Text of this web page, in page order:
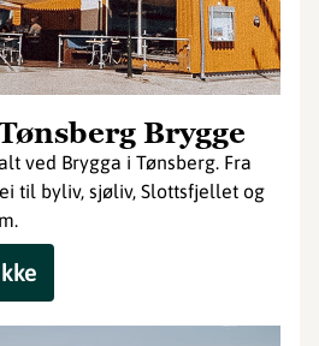
Brygge
ved Brygga i Tønsberg. Fra
til byliv, sjøliv, Slottsfjellet og